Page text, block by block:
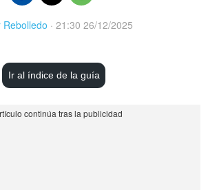
Rebolledo · 21:30 26/12/2025
Ir al índice de la guía